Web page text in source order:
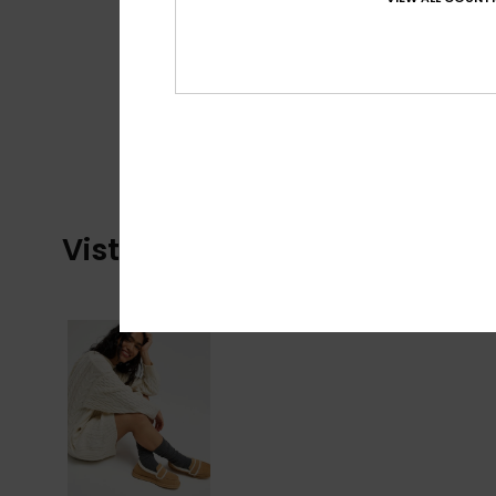
Visti di recente